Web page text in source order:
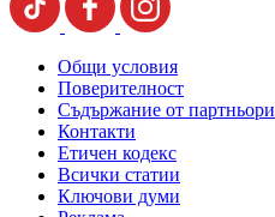
Общи условия
Поверителност
Съдържание от партньори
Контакти
Етичен кодекс
Всички статии
Ключови думи